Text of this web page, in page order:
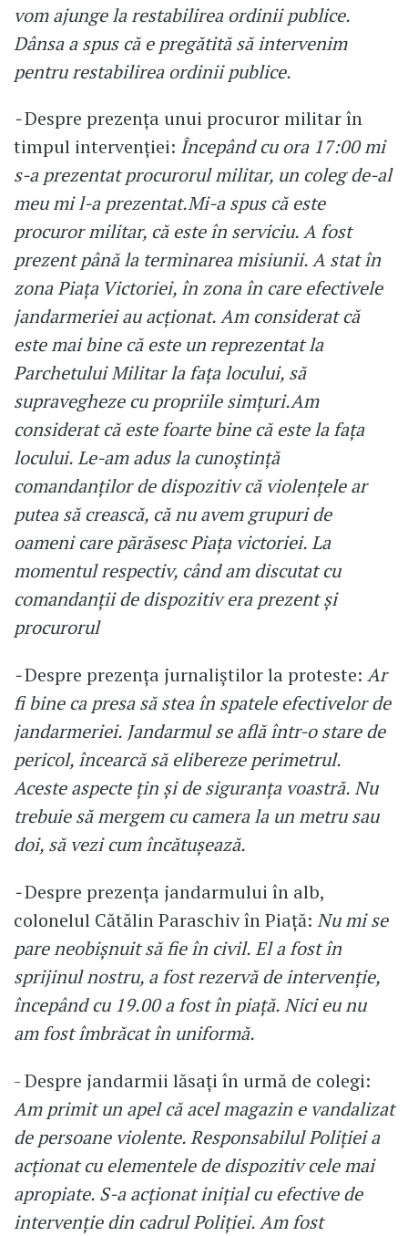
vom ajunge la restabilirea ordinii publice.
Dânsa a spus că e pregătită să intervenim
pentru restabilirea ordinii publice.
-Despre prezența unui procuror militar în
timpul intervenției: Începând cu ora 17:00 mi
s-a prezentat procurorul militar, un coleg de-al
meu mi l-a prezentat.Mi-a spus că este
procuror militar, că este în serviciu. A fost
prezent până la terminarea misiunii. A stat în
zona Piața Victoriei, în zona în care efectivele
jandarmeriei au acționat. Am considerat că
este mai bine că este un reprezentat la
Parchetului Militar la fața locului, să
supravegheze cu propriile simțuri.Am
considerat că este foarte bine că este la fața
locului. Le-am adus la cunoștință
comandanților de dispozitiv că violențele ar
putea să crească, că nu avem grupuri de
oameni care părăsesc Piața victoriei. La
momentul respectiv, când am discutat cu
comandanții de dispozitiv era prezent și
procurorul
-Despre prezența jurnaliștilor la proteste: Ar
fi bine ca presa să stea în spatele efectivelor de
jandarmeriei. Jandarmul se află într-o stare de
pericol, încearcă să elibereze perimetrul.
Aceste aspecte țin și de siguranța voastră. Nu
trebuie să mergem cu camera la un metru sau
doi, să vezi cum încătușează.
-Despre prezența jandarmului în alb,
colonelul Cătălin Paraschiv în Piață: Nu mi se
pare neobișnuit să fie în civil. El a fost în
sprijinul nostru, a fost rezervă de intervenție,
începând cu 19.00 a fost în piață. Nici eu nu
am fost îmbrăcat în uniformă.
- Despre jandarmii lăsați în urmă de colegi:
Am primit un apel că acel magazin e vandalizat
de persoane violente. Responsabilul Poliției a
acționat cu elementele de dispozitiv cele mai
apropiate. S-a acționat inițial cu efective de
intervenție din cadrul Poliției. Am fost